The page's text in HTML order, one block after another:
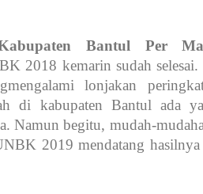
Bantul Per
2018 kemarin sudah
lonjakan
di kabupaten Bantul ada
Namun begitu, mudah-
2019 mendatang